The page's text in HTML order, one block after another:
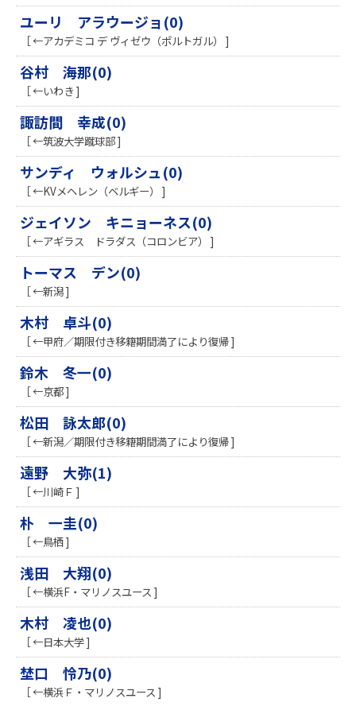
ユーリ アラウージョ(0)
［ ←アカデミコ デ ヴィゼウ（ポルトガル） ]
谷村 海那(0)
［ ←いわき ]
諏訪間 幸成(0)
［ ←筑波大学蹴球部 ]
サンディ ウォルシュ(0)
［ ←KVメヘレン（ベルギー） ]
ジェイソン キニョーネス(0)
［ ←アギラス ドラダス（コロンビア） ]
トーマス デン(0)
［ ←新潟 ]
木村 卓斗(0)
［ ←甲府／期限付き移籍期間満了により復帰 ]
鈴木 冬一(0)
［ ←京都 ]
松田 詠太郎(0)
［ ←新潟／期限付き移籍期間満了により復帰 ]
遠野 大弥(1)
［ ←川崎Ｆ ]
朴 一圭(0)
［ ←鳥栖 ]
浅田 大翔(0)
［ ←横浜F・マリノスユース ]
木村 凌也(0)
［ ←日本大学 ]
埜口 怜乃(0)
［ ←横浜Ｆ・マリノスユース ]